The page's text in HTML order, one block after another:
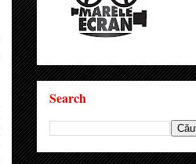
Search